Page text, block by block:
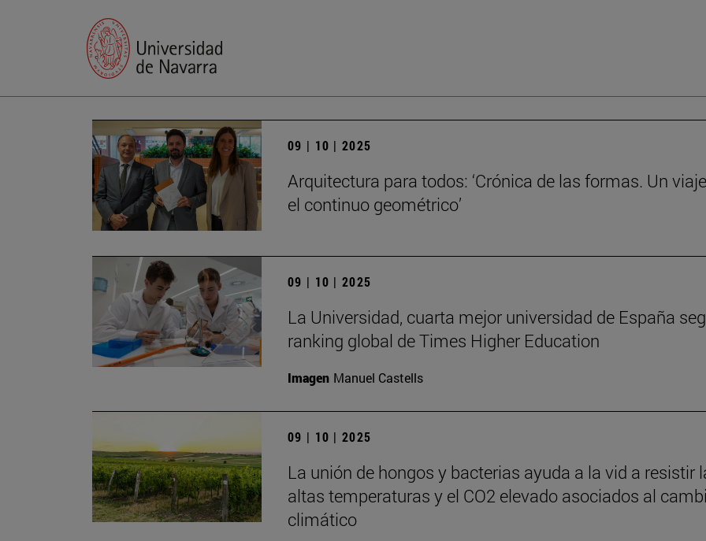
09 | 10 | 2025
Arquitectura para todos: ‘Crónica de las formas. Un
el continuo geométrico’
09 | 10 | 2025
La Universidad, cuarta mejor universidad de España
ranking global de Times Higher Education
Imagen Manuel Castells
09 | 10 | 2025
La unión de hongos y bacterias ayuda a la vid a resistir
altas temperaturas y el CO2 elevado asociados al
climático